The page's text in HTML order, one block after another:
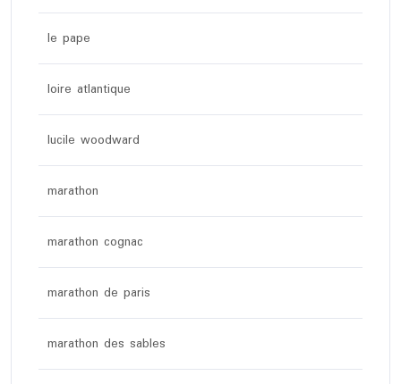
le pape
loire atlantique
lucile woodward
marathon
marathon cognac
marathon de paris
marathon des sables